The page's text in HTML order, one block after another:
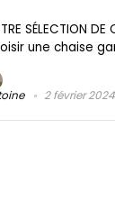
SÉLECTION
une chaise
2 février 2024